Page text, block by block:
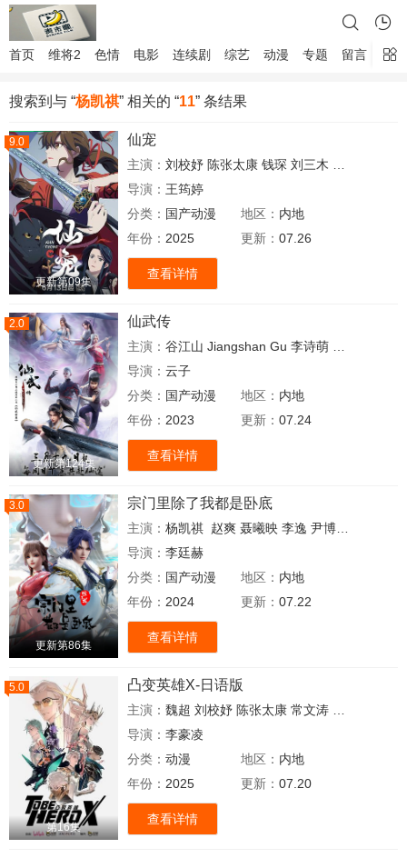
首页 维将2 色情 电影 连续剧 综艺 动漫 专题 留言
搜索到与 “杨凯祺” 相关的 “11” 条结果
9.0
更新第09集
仙宠
主演： 刘校妤 陈张太康 钱琛 刘三木
导演： 王筠婷
分类： 国产动漫 地区： 内地
年份： 2025 更新： 07.26
查看详情
2.0
更新第124集
仙武传
主演： 谷江山 Jiangshan Gu 李诗萌
导演： 云子
分类： 国产动漫 地区： 内地
年份： 2023 更新： 07.24
查看详情
3.0
更新第86集
宗门里除了我都是卧底
主演： 杨凯祺 赵爽 聂曦映 李逸 尹博一
导演： 李廷赫
分类： 国产动漫 地区： 内地
年份： 2024 更新： 07.22
查看详情
5.0
第16集
凸变英雄X-日语版
主演： 魏超 刘校妤 陈张太康 常文涛
导演： 李豪凌
分类： 动漫 地区： 内地
年份： 2025 更新： 07.20
查看详情